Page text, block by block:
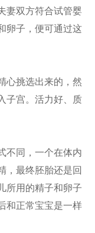
妻双方符合试管婴
卵子，便可通过这
心挑选出来的，然
子宫。活力好、质
不同，一个在体内
，最终胚胎还是回
所用的精子和卵子
和正常宝宝是一样